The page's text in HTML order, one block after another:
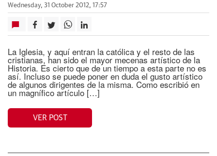
Wednesday, 31 October 2012, 17:57
La Iglesia, y aquí entran la católica y el resto de las
cristianas, han sido el mayor mecenas artístico de la
Historia. Es cierto que de un tiempo a esta parte no es
así. Incluso se puede poner en duda el gusto artístico
de algunos dirigentes de la misma. Como escribió en
un magnífico artículo […]
VER POST